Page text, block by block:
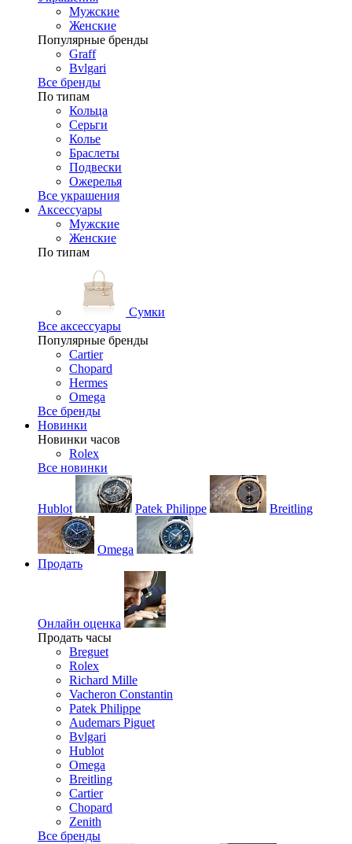
Мужские
Женские
Популярные бренды
Graff
Bvlgari
Все бренды
По типам
Кольца
Серьги
Колье
Браслеты
Подвески
Ожерелья
Все украшения
Аксессуары
Мужские
Женские
По типам
Сумки
Все аксессуары
Популярные бренды
Cartier
Chopard
Hermes
Omega
Все бренды
Новинки
Новинки часов
Rolex
Все новинки
Hublot Patek Philippe Breitling
Omega
Продать
Онлайн оценка
Продать часы
Breguet
Rolex
Richard Mille
Vacheron Constantin
Patek Philippe
Audemars Piguet
Bvlgari
Hublot
Omega
Breitling
Cartier
Chopard
Zenith
Все бренды